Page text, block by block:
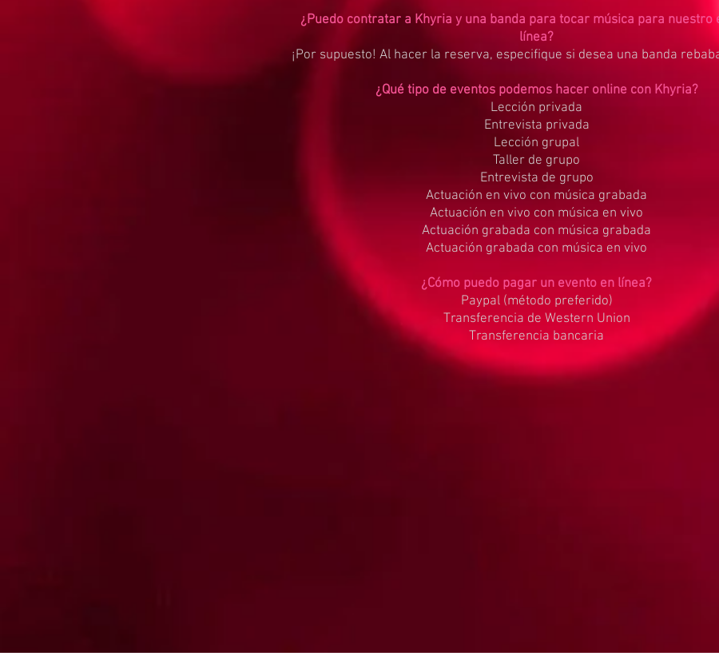
¿Puedo contratar a Khyria y una banda para tocar música para nuestro
línea?
¡Por supuesto! Al hacer la reserva, especifique si desea una banda
¿Qué tipo de eventos podemos hacer online con Khyria?
Lección privada
Entrevista privada
Lección grupal
Taller de grupo
Entrevista de grupo
Actuación en vivo con música grabada
Actuación en vivo con música en vivo
Actuación grabada con música grabada
Actuación grabada con música en vivo
¿Cómo puedo pagar un evento en línea?
Paypal (método preferido)
Transferencia de Western Union
Transferencia bancaria